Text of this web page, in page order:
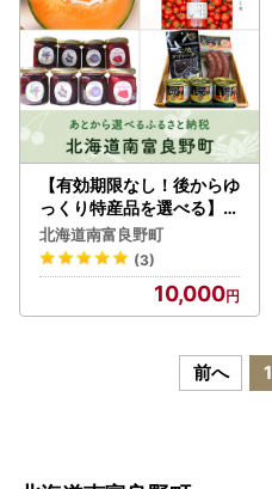
【有効期限なし！後からゆ
っくり特産品を選べる】北
海道南富良野町カタログポ
イント
北海道南富良野町
(3)
10,000
前へ 1